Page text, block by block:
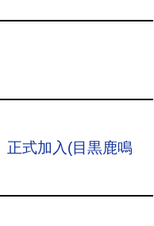
正式加入(目黒鹿鳴